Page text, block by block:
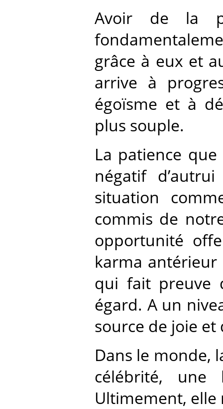
Avoir de la
grâce à eux et
arrive à
égoïsme et à
plus souple.
La patience
négatif
situation
commis de
opportunité
karma
qui fait preuve
égard. A un
source de joie
Dans le monde,
célébrité,
Ultimement, elle